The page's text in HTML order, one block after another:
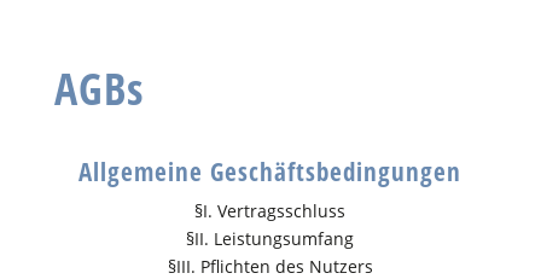
AGBs
Allgemeine Geschäftsbedingungen
§I. Vertragsschluss
§II. Leistungsumfang
§III. Pflichten des Nutzers